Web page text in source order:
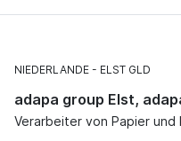
NIEDERLANDE ELST GLD
adapa group Elst,
Verarbeiter von Papier und